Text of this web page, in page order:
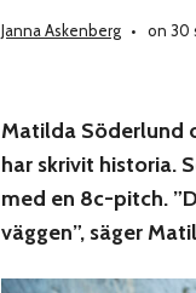
Janna Askenberg on 30
Matilda Söderlund
har skrivit historia.
med en 8c-pitch.
väggen”, säger